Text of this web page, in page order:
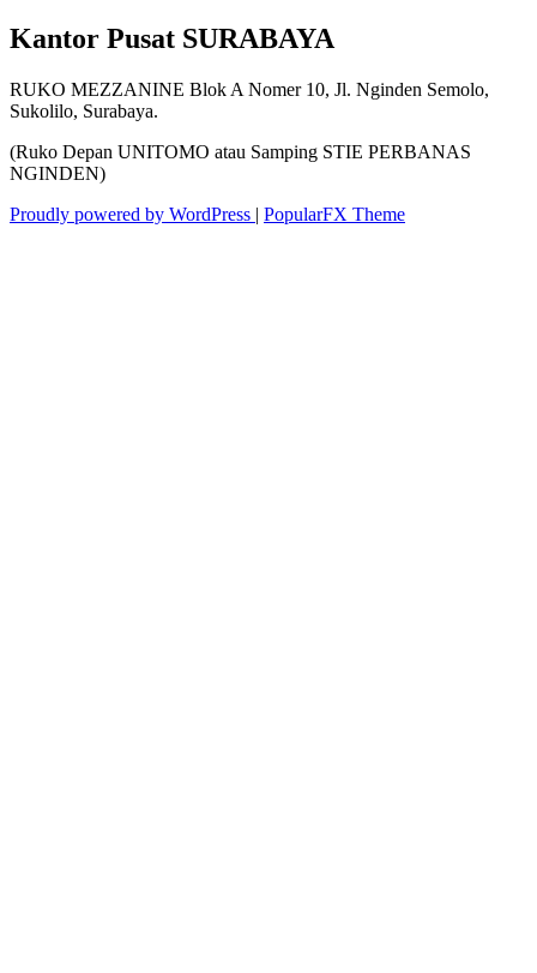
Kantor Pusat SURABAYA
RUKO MEZZANINE Blok A Nomer 10, Jl. Nginden Semolo,
Sukolilo, Surabaya.
(Ruko Depan UNITOMO atau Samping STIE PERBANAS
NGINDEN)
Proudly powered by WordPress | PopularFX Theme